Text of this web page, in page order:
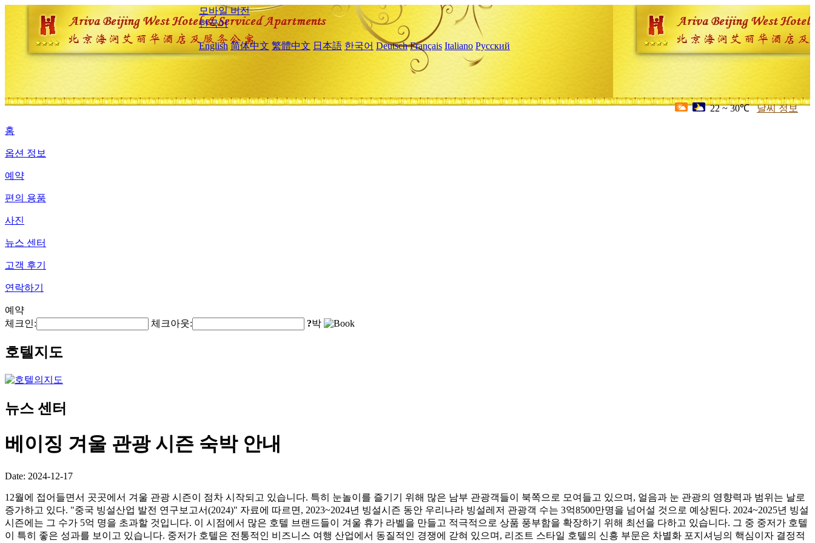
모바일 버전
한국어
English 简体中文 繁體中文 日本語 한국어 Deutsch Français Italiano Русский
22 ~ 30℃ 날씨 정보
홈
옵션 정보
예약
편의 용품
사진
뉴스 센터
고객 후기
연락하기
예약
체크인:
체크아웃: ?박
호텔지도
뉴스 센터
베이징 겨울 관광 시즌 숙박 안내
Date: 2024-12-17
12월에 접어들면서 곳곳에서 겨울 관광 시즌이 점차 시작되고 있습니다. 특히 눈놀이를 즐기기 위해 많은 남부 관광객들이 북쪽으로 모여들고 있으며, 얼음과 눈 관광의 영향력과 범위는 날로
증가하고 있다. "중국 빙설산업 발전 연구보고서(2024)" 자료에 따르면, 2023~2024년 빙설시즌 동안 우리나라 빙설레저 관광객 수는 3억8500만명을 넘어설 것으로 예상된다. 2024~2025년 빙설
시즌에는 그 수가 5억 명을 초과할 것입니다. 이 시점에서 많은 호텔 브랜드들이 겨울 휴가 라벨을 만들고 적극적으로 상품 풍부함을 확장하기 위해 최선을 다하고 있습니다. 그 중 중저가 호텔
이 특히 좋은 성과를 보이고 있습니다. 중저가 호텔은 전통적인 비즈니스 여행 산업에서 동질적인 경쟁에 갇혀 있으며, 리조트 스타일 호텔의 신흥 부문은 차별화 포지셔닝의 핵심이자 결정적